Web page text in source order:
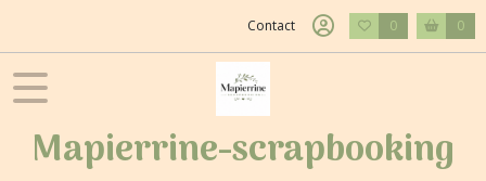
Contact 0 0
Mapierrine-scrapbooking